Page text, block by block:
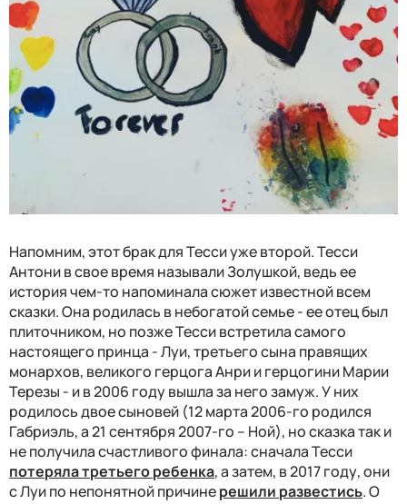
Напомним, этот брак для Тесси уже второй. Тесси
Антони в свое время называли Золушкой, ведь ее
история чем-то напоминала сюжет известной всем
сказки. Она родилась в небогатой семье - ее отец был
плиточником, но позже Тесси встретила самого
настоящего принца - Луи, третьего сына правящих
монархов, великого герцога Анри и герцогини Марии
Терезы - и в 2006 году вышла за него замуж. У них
родилось двое сыновей (12 марта 2006-го родился
Габриэль, а 21 сентября 2007-го – Ной), но сказка так и
не получила счастливого финала: сначала Тесси
потеряла третьего ребенка, а затем, в 2017 году, они
с Луипо непонятной причинерешили развестись. О